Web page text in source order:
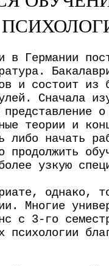
в Германии
и состоит из
Сначала
теории и
либо начать
продолжить
узкую
однако,
Многие
с 3-го
психологии